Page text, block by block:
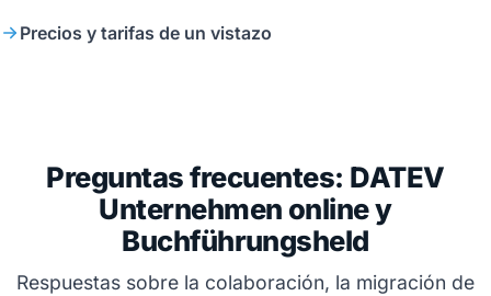
Precios y tarifas de un vistazo
Preguntas frecuentes: DATEV
Unternehmen online y
Buchführungsheld
Respuestas sobre la colaboración, la migración de